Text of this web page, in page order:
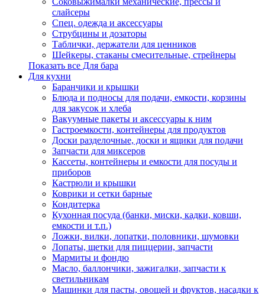
слайсеры
Спец. одежда и аксессуары
Струбцины и дозаторы
Таблички, держатели для ценников
Шейкеры, стаканы смесительные, стрейнеры
Показать все Для бара
Для кухни
Баранчики и крышки
Блюда и подносы для подачи, емкости, корзины
для закусок и хлеба
Вакуумные пакеты и аксессуары к ним
Гастроемкости, контейнеры для продуктов
Доски разделочные, доски и ящики для подачи
Запчасти для миксеров
Кассеты, контейнеры и емкости для посуды и
приборов
Кастрюли и крышки
Коврики и сетки барные
Кондитерка
Кухонная посуда (банки, миски, кадки, ковши,
емкости и т.п.)
Ложки, вилки, лопатки, половники, шумовки
Лопаты, щетки для пиццерии, запчасти
Мармиты и фондю
Масло, баллончики, зажигалки, запчасти к
светильникам
Машинки для пасты, овощей и фруктов, насадки к